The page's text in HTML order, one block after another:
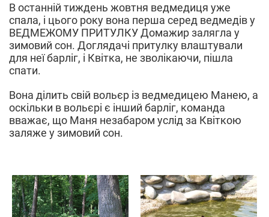
В останній тиждень жовтня ведмедиця уже
спала, і цього року вона перша серед ведмедів у
ВЕДМЕЖОМУ ПРИТУЛКУ Домажир залягла у
зимовий сон. Доглядачі притулку влаштували
для неї барліг, і Квітка, не зволікаючи, пішла
спати.
Вона ділить свій вольєр із ведмедицею Манею, а
оскільки в вольєрі є інший барліг, команда
вважає, що Маня незабаром услід за Квіткою
заляже у зимовий сон.